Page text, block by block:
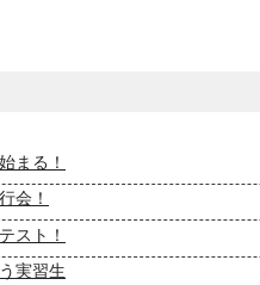
まる！
会！
スト！
実習生